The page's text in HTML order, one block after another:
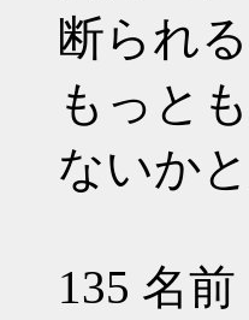
断られ
もっと
ないかと
135 名